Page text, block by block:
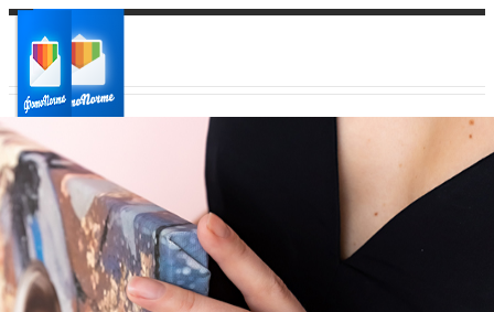
Ваш город:
Ваш регион доставки
Выберите из списка: